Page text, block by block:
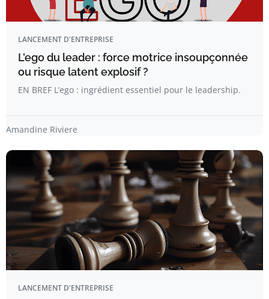
LANCEMENT D'ENTREPRISE
L’ego du leader : force motrice insoupçonnée
ou risque latent explosif ?
EN BREF L’ego : ingrédient essentiel pour le leadership.
Amandine Riviere
LANCEMENT D'ENTREPRISE